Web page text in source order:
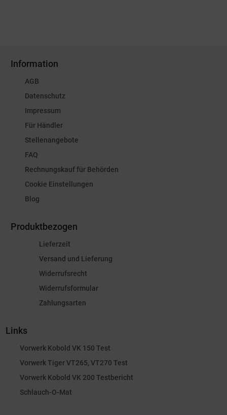
Information
AGB
Datenschutz
Impressum
Für Händler
Stellenangebote
FAQ
Rechnungskauf für Behörden
Cookie Einstellungen
Blog
Produktbezogen
Lieferzeit
Versand und Lieferung
Widerrufsrecht
Widerrufsformular
Zahlungsarten
Links
Vorwerk Kobold VK 150 Test
Vorwerk Tiger VT265, VT270 Test
Vorwerk Kobold VK 200 Testbericht
Schlauch-O-Mat